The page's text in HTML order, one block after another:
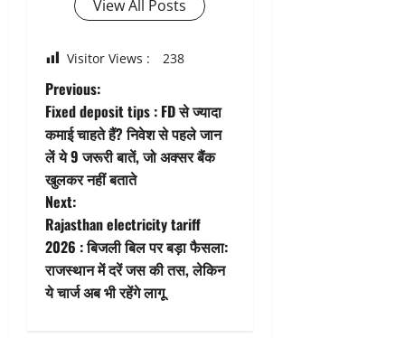
View All Posts
Visitor Views : 238
P
o
s
t
n
a
Previous:
Fixed deposit tips : FD से ज्यादा
कमाई चाहते हैं? निवेश से पहले जान
लें ये 9 जरूरी बातें, जो अक्सर बैंक
खुलकर नहीं बताते
Next:
Rajasthan electricity tariff
2026 : बिजली बिल पर बड़ा फैसला:
राजस्थान में दरें जस की तस, लेकिन
ये चार्ज अब भी रहेंगे लागू